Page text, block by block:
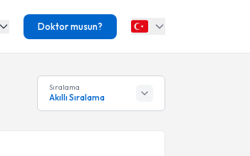
Doktor musun?
Sıralama
Akıllı Sıralama